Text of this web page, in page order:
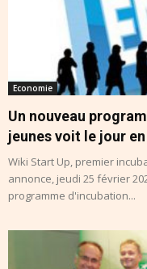
Economie
Un nouveau
jeunes voit le jour
Wiki Start Up, premier
annonce, jeudi 25 février
programme d'incubation...